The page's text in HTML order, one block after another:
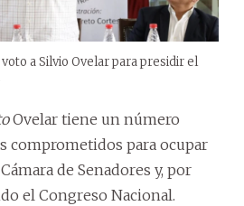
a Silvio Ovelar para presidir el
Ovelar tiene un número
comprometidos para ocupar
de Senadores y, por
el Congreso Nacional.